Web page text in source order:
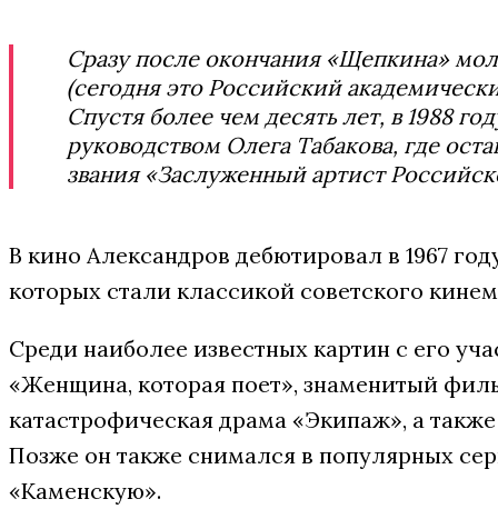
Сразу после окончания «Щепкина»
(сегодня это Российский
Спустя более чем десять лет, в 1988
руководством Олега Табакова, где
звания «Заслуженный артист
В кино Александров дебютировал в 1967
которых стали классикой советского
Среди наиболее известных картин с его
«Женщина, которая поет», знаменитый
катастрофическая драма «Экипаж», а
Позже он также снимался в популярных
«Каменскую».